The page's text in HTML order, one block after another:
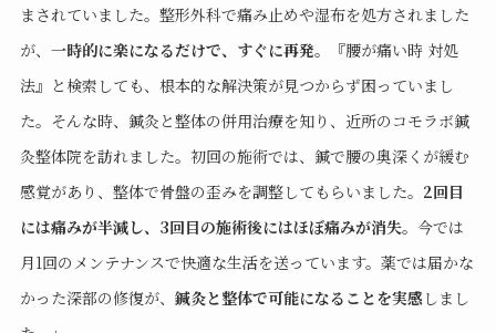
まされていました。整形外科で痛み止めや湿布を処方されました
が、 一時的に楽になるだけで、すぐに再発。『腰が痛い時 対処
法』と検索しても、根本的な解決策が見つからず困っていまし
た。 そんな時、鍼灸と整体の併用治療を知り、近所のコモラボ鍼
灸整体院を訪れました。初回の施術では、鍼で腰の奥深くが緩む
感覚があり、整体で骨盤の歪みを調整してもらいました。 2回目
には痛みが半減し、3回目の施術後にはほぼ痛みが消失。今では
月1回のメンテナンスで快適な生活を送っています。 薬では届かな
かった深部の修復が、 鍼灸と整体で可能になることを実感しまし